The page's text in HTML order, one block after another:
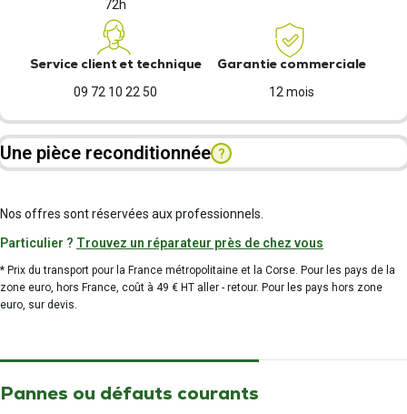
72h
Service client et technique
09 72 10 22 50
Garantie commerciale
12 mois
Une pièce reconditionnée ?
Nos offres sont réservées aux professionnels.
Particulier ? Trouvez un réparateur près de chez vous
* Prix du transport pour la France métropolitaine et la Corse. Pour les pays de la
zone euro, hors France, coût à 49 € HT aller - retour. Pour les pays hors zone
euro, sur devis.
Pannes ou défauts courants